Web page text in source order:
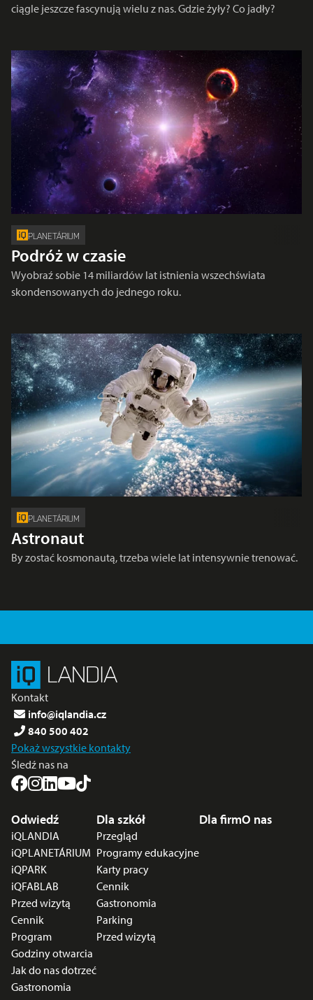
ciągle jeszcze fascynują wielu z nas. Gdzie żyły? Co jadły?
PLANETÁRIUM
Podróż w czasie
Wyobraź sobie 14 miliardów lat istnienia wszechświata
skondensowanych do jednego roku.
PLANETÁRIUM
Astronaut
By zostać kosmonautą, trzeba wiele lat intensywnie trenować.
Kontakt
info@iqlandia.cz
840 500 402
Pokaż wszystkie kontakty
Śledź nas na
Menu stopki
Odwiedź
iQLANDIA
iQPLANETÁRIUM
iQPARK
iQFABLAB
Przed wizytą
Cennik
Program
Godziny otwarcia
Jak do nas dotrzeć
Gastronomia
Dla szkół
Przegląd
Programy edukacyjne
Karty pracy
Cennik
Gastronomia
Parking
Przed wizytą
Dla firmO nas